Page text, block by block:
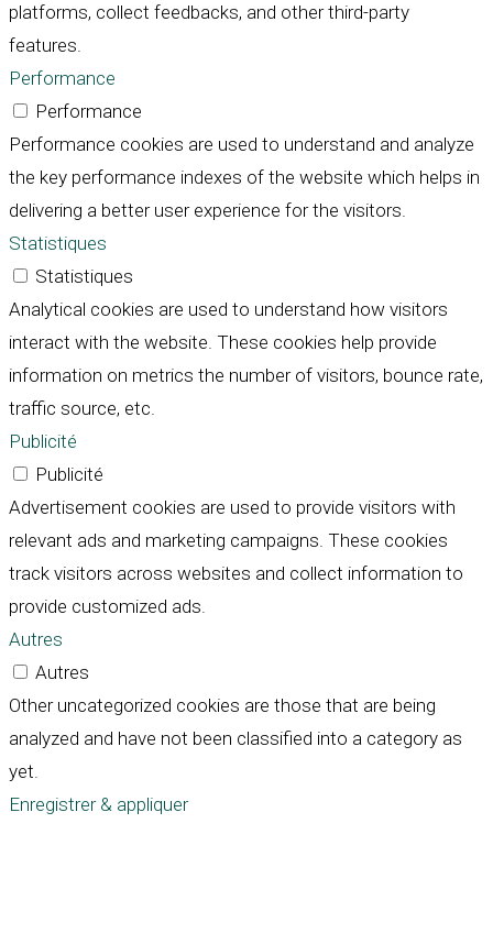
platforms, collect feedbacks, and other third-party
features.
Performance
Performance
Performance cookies are used to understand and analyze
the key performance indexes of the website which helps in
delivering a better user experience for the visitors.
Statistiques
Statistiques
Analytical cookies are used to understand how visitors
interact with the website. These cookies help provide
information on metrics the number of visitors, bounce rate,
traffic source, etc.
Publicité
Publicité
Advertisement cookies are used to provide visitors with
relevant ads and marketing campaigns. These cookies
track visitors across websites and collect information to
provide customized ads.
Autres
Autres
Other uncategorized cookies are those that are being
analyzed and have not been classified into a category as
yet.
Enregistrer & appliquer